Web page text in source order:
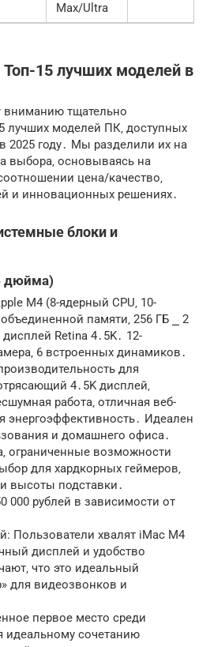
Max/Ultra
15 лучших моделей в
тщательно
лучших моделей ПК‚ доступных
2025 году․ Мы разделили их на
выбора‚ основываясь на
цена/качество‚
и инновационных решениях․
блоки и
дюйма)
M4 (8-ядерный CPU‚ 10-
памяти‚ 256 ГБ ⎯ 2
Retina 4․5K․ 12-
6 встроенных динамиков․
для
4․5K дисплей‚
работа‚ отличная веб-
энергоэффективность․ Идеален
и домашнего офиса․
ограниченные возможности
для хардкорных геймеров‚
высоты подставки․
000 рублей в зависимости от
Пользователи хвалят iMac M4
дисплей и удобство
что это идеальный
для видеозвонков и
первое место среди
идеальному сочетанию